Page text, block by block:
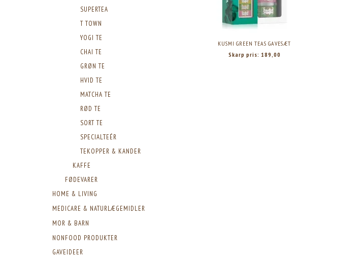
SUPERTEA
T TOWN
YOGI TE
CHAI TE
GRØN TE
HVID TE
MATCHA TE
RØD TE
SORT TE
SPECIALTEÉR
TEKOPPER & KANDER
KAFFE
FØDEVARER
HOME & LIVING
MEDICARE & NATURLÆGEMIDLER
MOR & BARN
NONFOOD PRODUKTER
GAVEIDEER
KUSMI GREEN TEAS GAVESÆT
Skarp pris: 189,00